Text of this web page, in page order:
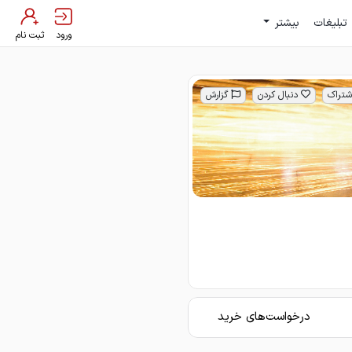
تبلیغات بیشتر
ورود ثبت نام
دنبال کردن گزارش
درخواست‌های خرید